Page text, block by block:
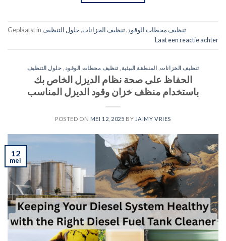
Geplaatst in تنظيف محطات الوقود,تنظيف الخزانات,حلول التنظيف
Laat een reactie achter
تنظيف الخزانات, المنطقة البيئية تنظيف محطات الوقود حلول التنظيف
الحفاظ على صحة نظام الديزل الخاص بك
باستخدام منظف خزان وقود الديزل المناسب
POSTED ON MEI 12, 2025 BY JAIMY VRIES
12
mei